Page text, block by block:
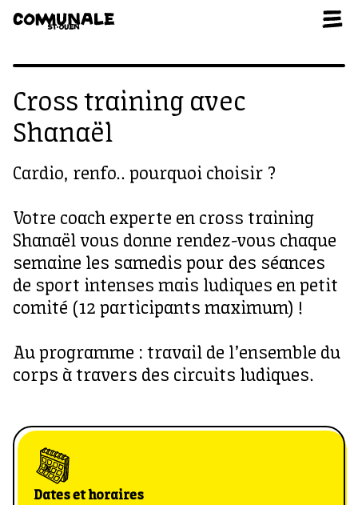
Aller au contenu
Cross training avec
Shanaël
Cardio, renfo.. pourquoi choisir ?
Votre coach experte en cross training
Shanaël vous donne rendez-vous chaque
semaine les samedis pour des séances
de sport intenses mais ludiques en petit
comité (12 participants maximum) !
Au programme : travail de l’ensemble du
corps à travers des circuits ludiques.
Dates et horaires